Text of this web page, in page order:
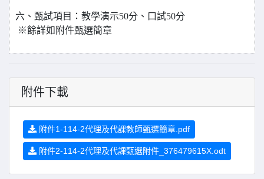
六、甄試項目：教學演示50分、口試50分
※餘詳如附件甄選簡章
附件下載
附件1-114-2代理及代課教師甄選簡章.pdf
附件2-114-2代理及代課甄選附件_376479615X.odt